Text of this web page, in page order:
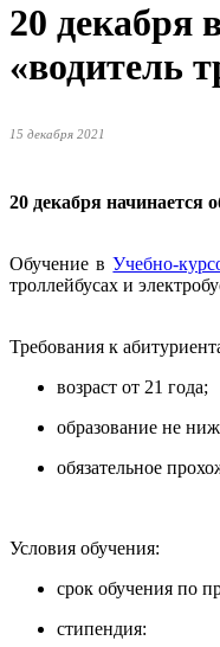
20 декабря
«водитель
15 декабря 2021
20 декабря начинается
Обучение вУчебно-
троллейбусах и
Требования к
возраст от 21 года;
образование не
обязательное
Условия обучения:
срок обучения по
стипендия: